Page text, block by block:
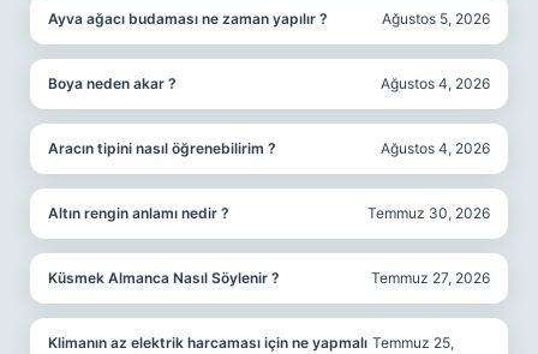
Ayva ağacı budaması ne zaman yapılır ? Ağustos 5, 2026
Boya neden akar ? Ağustos 4, 2026
Aracın tipini nasıl öğrenebilirim ? Ağustos 4, 2026
Altın rengin anlamı nedir ? Temmuz 30, 2026
Küsmek Almanca Nasıl Söylenir ? Temmuz 27, 2026
Klimanın az elektrik harcaması için ne yapmalı Temmuz 25,